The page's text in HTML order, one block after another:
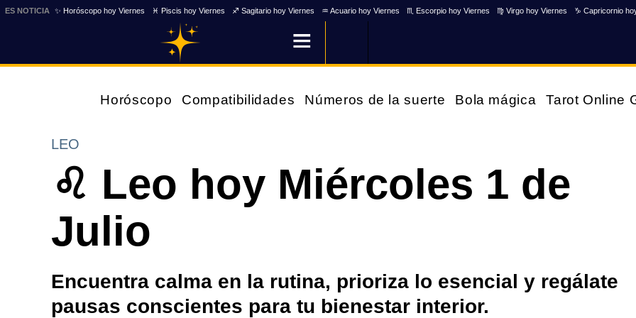
ES NOTICIA ✨ Horóscopo hoy Viernes ♓ Piscis hoy Viernes ♐ Sagitario hoy Viernes ♒ Acuario hoy Viernes ♏ Escorpio hoy Viernes ♍ Virgo hoy Viernes ♑ Capricornio
Horóscopo Compatibilidades Números de la suerte Bola mágica Tarot Online
LEO
♌ Leo hoy Miércoles 1 de
Julio
Encuentra calma en la rutina, prioriza lo esencial y regálate
pausas conscientes para tu bienestar interior.